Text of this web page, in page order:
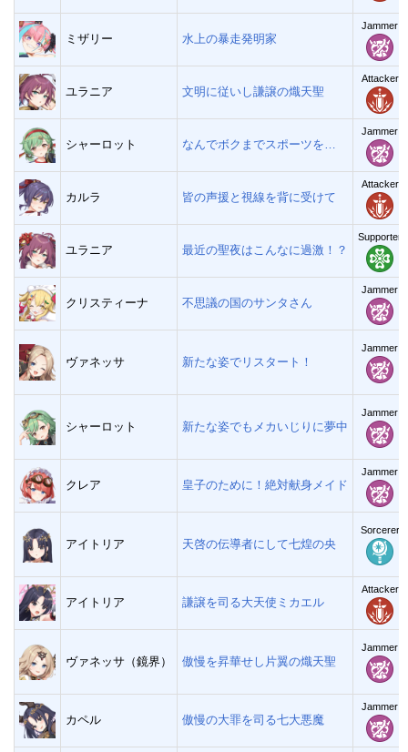
ミザリー 水上の暴走発明家
Jammer
ユラニア 文明に従いし謙譲の熾天聖
Attacker
シャーロット なんでボクまでスポーツを…
Jammer
カルラ 皆の声援と視線を背に受けて
Attacker
ユラニア 最近の聖夜はこんなに過激！？
Supporter
クリスティーナ 不思議の国のサンタさん
Jammer
ヴァネッサ 新たな姿でリスタート！
Jammer
シャーロット 新たな姿でもメカいじりに夢中
Jammer
クレア 皇子のために！絶対献身メイド
Jammer
アイトリア 天啓の伝導者にして七煌の央
Sorcerer
アイトリア 謙譲を司る大天使ミカエル
Attacker
ヴァネッサ（鏡界） 傲慢を昇華せし片翼の熾天聖
Jammer
カペル 傲慢の大罪を司る七大悪魔
Jammer